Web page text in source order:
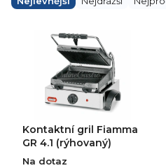
z
Kontaktní gril Fiamma
GR 4.1 (rýhovaný)
Na dotaz